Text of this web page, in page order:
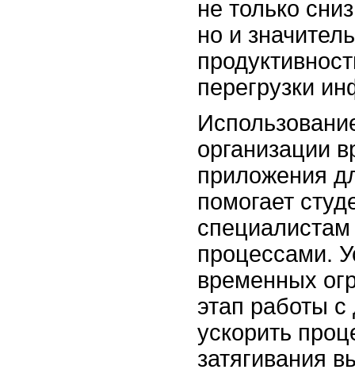
не только
но и
перегрузки
организации
приложения
помогает
процессами.
временных
этап работы
ускорить
затягивания